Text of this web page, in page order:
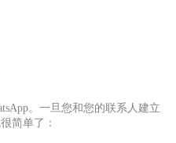
。一旦您和您的联系人建立
简单了：